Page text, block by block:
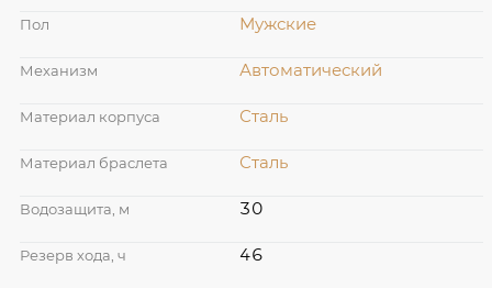
Пол Мужские
Механизм Автоматический
Материал корпуса Сталь
Материал браслета Сталь
Водозащита, м 30
Резерв хода, ч 46